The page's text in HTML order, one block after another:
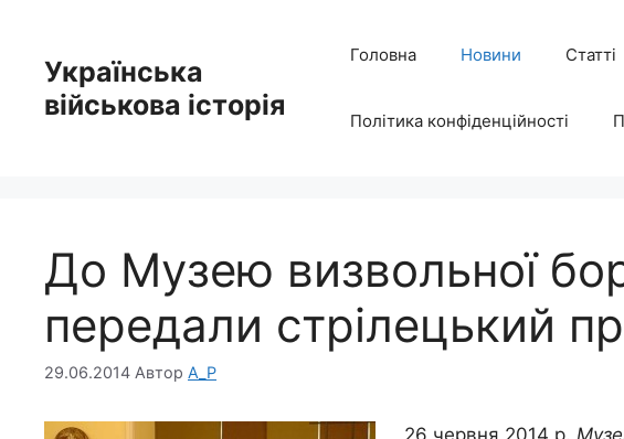
вмістуУкраїнська
військова історія
Головна Новини Статті
Політика конфіденційності
До Музею визвольної
передали стрілецький
29.06.2014 Автор A_P